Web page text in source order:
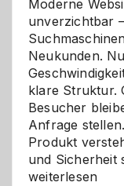
Moderne
unverzichtbar
Neukunden.
klare Struktur.
Besucher
Anfrage
Produkt
und Sicherheit
weiterlesen